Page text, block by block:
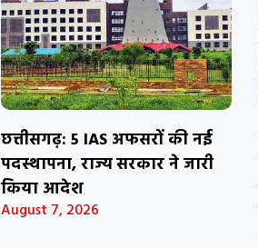
छत्तीसगढ़: 5 IAS अफसरों की नई
पदस्थापना, राज्य सरकार ने जारी
किया आदेश
August 7, 2026